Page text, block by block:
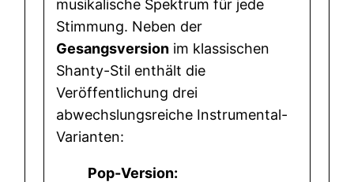
musikalische Spektrum für jede
Stimmung. Neben der
Gesangsversionim klassischen
Shanty-Stil enthält die
Veröffentlichung drei
abwechslungsreiche Instrumental-
Varianten:
Pop-Version: